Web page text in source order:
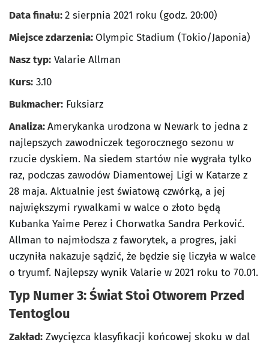
Data finału:2 sierpnia 2021 roku (godz. 20:00)
Miejsce zdarzenia: Olympic Stadium (Tokio/Japonia)
Nasz typ: Valarie Allman
Kurs: 3.10
Bukmacher: Fuksiarz
Analiza:Amerykanka urodzona w Newark to jedna z
najlepszych zawodniczek tegorocznego sezonu w
rzucie dyskiem. Na siedem startów nie wygrała tylko
raz, podczas zawodów Diamentowej Ligi w Katarze z
28 maja. Aktualnie jest światową czwórką, a jej
największymi rywalkami w walce o złoto będą
Kubanka Yaime Perez i Chorwatka Sandra Perković.
Allman to najmłodsza z faworytek, a progres, jaki
uczyniła nakazuje sądzić, że będzie się liczyła w walce
o tryumf. Najlepszy wynik Valarie w 2021 roku to 70.01.
Typ Numer 3: Świat Stoi Otworem Przed
Tentoglou
Zakład: Zwycięzca klasyfikacji końcowej skoku w dal